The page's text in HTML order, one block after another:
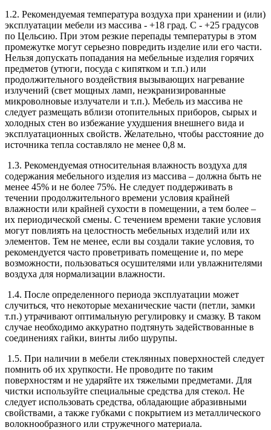
1.2. Рекомендуемая температура воздуха при хранении и (или)
эксплуатации мебели из массива - +18 град. С - +25 градусов
по Цельсию. При этом резкие перепады температуры в этом
промежутке могут серьезно повредить изделие или его части.
Нельзя допускать попадания на мебельные изделия горячих
предметов (утюги, посуда с кипятком и т.п.) или
продолжительного воздействия вызывающих нагревание
излучений (свет мощных ламп, неэкранизированные
микроволновые излучатели и т.п.). Мебель из массива не
следует размещать вблизи отопительных приборов, сырых и
холодных стен во избежание ухудшения внешнего вида и
эксплуатационных свойств. Желательно, чтобы расстояние до
источника тепла составляло не менее 0,8 м.
1.3. Рекомендуемая относительная влажность воздуха для
содержания мебельного изделия из массива – должна быть не
менее 45% и не более 75%. Не следует поддерживать в
течении продолжительного времени условия крайней
влажности или крайней сухости в помещении, а тем более –
их периодической смены. С течением времени такие условия
могут повлиять на целостность мебельных изделий или их
элементов. Тем не менее, если вы создали такие условия, то
рекомендуется часто проветривать помещение и, по мере
возможности, пользоваться осушителями или увлажнителями
воздуха для нормализации влажности.
1.4. После определенного периода эксплуатации может
случиться, что некоторые механические части (петли, замки
т.п.) утрачивают оптимальную регулировку и смазку. В таком
случае необходимо аккуратно подтянуть задействованные в
соединениях гайки, винты либо шурупы.
1.5. При наличии в мебели стеклянных поверхностей следует
помнить об их хрупкости. Не проводите по таким
поверхностям и не ударяйте их тяжелыми предметами. Для
чистки используйте специальные средства для стекол. Не
следует использовать средства, обладающие абразивными
свойствами, а также губками с покрытием из металлического
волокнообразного или стружечного материала.